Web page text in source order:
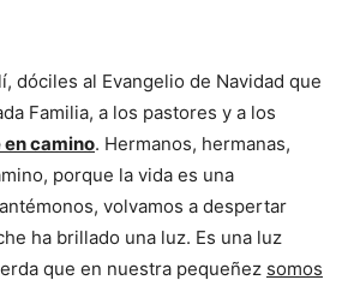
dóciles al Evangelio de Navidad que
Familia, a los pastores y a los
camino. Hermanos, hermanas,
porque la vida es una
volvamos a despertar
ha brillado una luz. Es una luz
que en nuestra pequeñez somos